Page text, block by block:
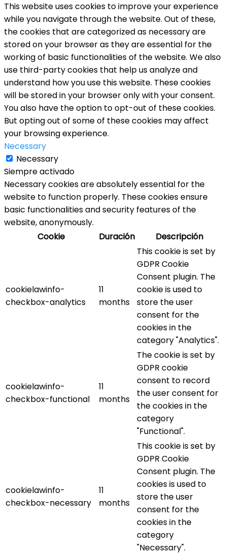
This website uses cookies to improve your experience
while you navigate through the website. Out of these,
the cookies that are categorized as necessary are
stored on your browser as they are essential for the
working of basic functionalities of the website. We also
use third-party cookies that help us analyze and
understand how you use this website. These cookies
will be stored in your browser only with your consent.
You also have the option to opt-out of these cookies.
But opting out of some of these cookies may affect
your browsing experience.
Necessary
Necessary
Siempre activado
Necessary cookies are absolutely essential for the
website to function properly. These cookies ensure
basic functionalities and security features of the
website, anonymously.
Cookie
Duración Descripción
cookielawinfo-
checkbox-analytics
11
months
This cookie is set by
GDPR Cookie
Consent plugin. The
cookie is used to
store the user
consent for the
cookies in the
category "Analytics".
cookielawinfo-
checkbox-functional
11
months
The cookie is set by
GDPR cookie
consent to record
the user consent for
the cookies in the
category
"Functional".
cookielawinfo-
checkbox-necessary
11
months
This cookie is set by
GDPR Cookie
Consent plugin. The
cookies is used to
store the user
consent for the
cookies in the
category
"Necessary".